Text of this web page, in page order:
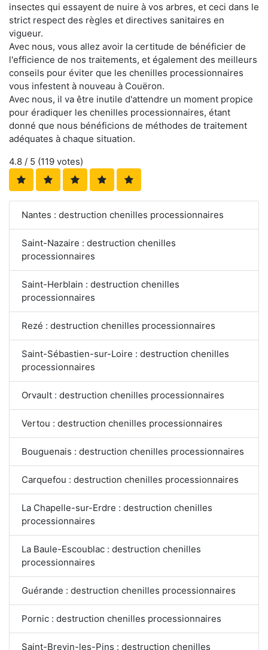
insectes qui essayent de nuire à vos arbres, et ceci dans le
strict respect des règles et directives sanitaires en
vigueur.
Avec nous, vous allez avoir la certitude de bénéficier de
l'efficience de nos traitements, et également des meilleurs
conseils pour éviter que les chenilles processionnaires
vous infestent à nouveau à Couëron.
Avec nous, il va être inutile d'attendre un moment propice
pour éradiquer les chenilles processionnaires, étant
donné que nous bénéficions de méthodes de traitement
adéquates à chaque situation.
4.8 / 5 (119 votes)
Nantes : destruction chenilles processionnaires
Saint-Nazaire : destruction chenilles
processionnaires
Saint-Herblain : destruction chenilles
processionnaires
Rezé : destruction chenilles processionnaires
Saint-Sébastien-sur-Loire : destruction chenilles
processionnaires
Orvault : destruction chenilles processionnaires
Vertou : destruction chenilles processionnaires
Bouguenais : destruction chenilles processionnaires
Carquefou : destruction chenilles processionnaires
La Chapelle-sur-Erdre : destruction chenilles
processionnaires
La Baule-Escoublac : destruction chenilles
processionnaires
Guérande : destruction chenilles processionnaires
Pornic : destruction chenilles processionnaires
Saint-Brevin-les-Pins : destruction chenilles